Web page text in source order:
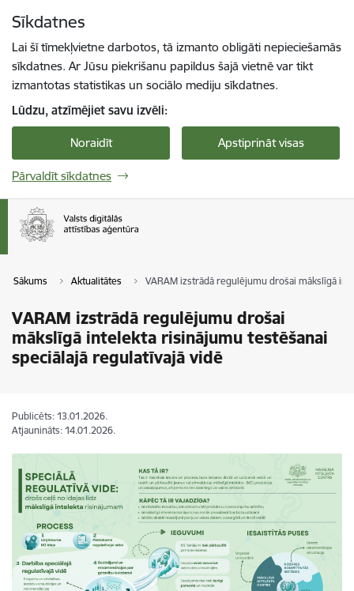
Sīkdatnes
Lai šī tīmekļvietne darbotos, tā izmanto obligāti nepieciešamās
sīkdatnes. Ar Jūsu piekrišanu papildus šajā vietnē var tikt
izmantotas statistikas un sociālo mediju sīkdatnes.
Lūdzu, atzīmējiet savu izvēli:
Noraidīt Apstiprināt visas
Pārvaldīt sīkdatnes
Sākums Aktualitātes VARAM izstrādā regulējumu drošai mākslīgā
VARAM izstrādā regulējumu drošai
mākslīgā intelekta risinājumu testēšanai
speciālajā regulatīvajā vidē
Publicēts: 13.01.2026.
Atjaunināts: 14.01.2026.